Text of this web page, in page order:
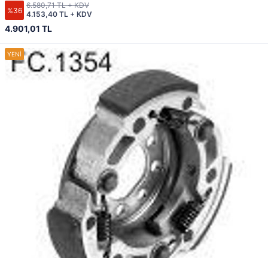
%36
4.901,01 TL
4.153,40 TL + KDV
6.580,71 TL + KDV